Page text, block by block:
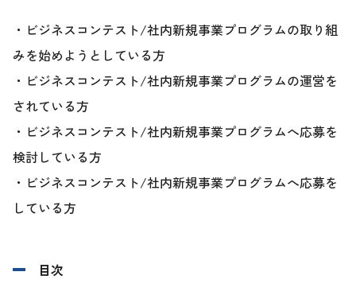
・ビジネスコンテスト/社内新規事業プログラムの取り組
みを始めようとしている方
・ビジネスコンテスト/社内新規事業プログラムの運営を
されている方
・ビジネスコンテスト/社内新規事業プログラムへ応募を
検討している方
・ビジネスコンテスト/社内新規事業プログラムへ応募を
している方
目次